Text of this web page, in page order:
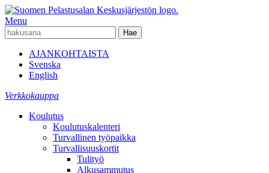
Menu
AJANKOHTAISTA
Svenska
English
Verkkokauppa
Koulutus
Koulutuskalenteri
Turvallinen työpaikka
Turvallisuuskortit
Tulityö
Alkusammutus